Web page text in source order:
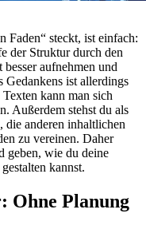
Faden“ steckt, ist einfach:
der Struktur durch den
aufnehmen und
Gedankens ist allerdings
kann man sich
Außerdem stehst du als
anderen inhaltlichen
zu vereinen. Daher
geben, wie du deine
kannst.
Ohne Planung